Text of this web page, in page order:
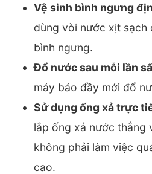
Vệ sinh bình ngưng
dùng vòi nước xịt sạch
bình ngưng.
Đổ nước sau mỗi lần
máy báo đầy mới đổ
Sử dụng ống xả trực
lắp ống xả nước thẳng
không phải làm việc
cao.